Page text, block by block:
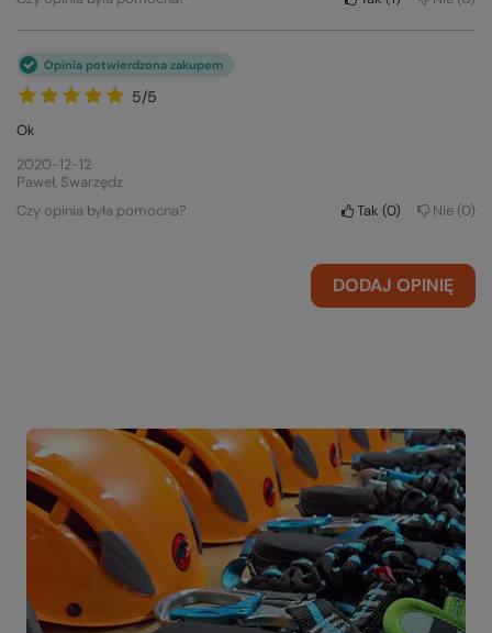
5/5
Opinia potwierdzona zakupem
Ok
2020-12-12
Paweł, Swarzędz
Czy opinia była pomocna?
Tak 0 Nie 0
DODAJ OPINIĘ